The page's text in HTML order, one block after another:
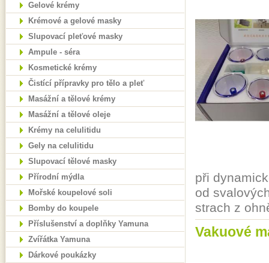
Gelové krémy
Krémové a gelové masky
Slupovací pleťové masky
Ampule - séra
Kosmetické krémy
Čistící přípravky pro tělo a pleť
Masážní a tělové krémy
Masážní a tělové oleje
Krémy na celulitidu
Gely na celulitidu
Slupovací tělové masky
Přírodní mýdla
Mořské koupelové soli
Bomby do koupele
Příslušenství a doplňky Yamuna
Zvířátka Yamuna
Dárkové poukázky
při
od
strach z
Vakuové